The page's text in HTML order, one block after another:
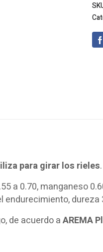
para girar los rieles.
a 0.70, manganeso
dureza
de acuerdo aAREMA